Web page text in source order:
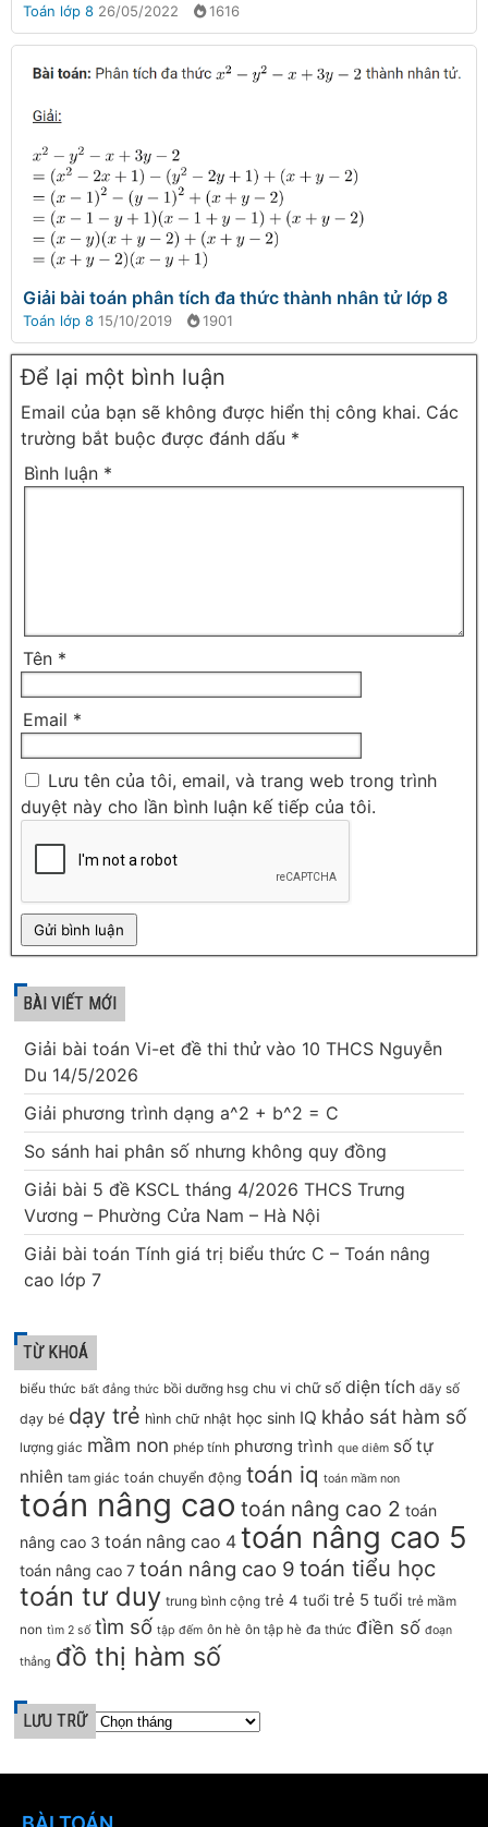
Toán lớp 8 26/05/2022 1616
Giải bài toán phân tích đa thức thành nhân tử lớp 8
Toán lớp 8 15/10/2019 1901
Để lại một bình luận
Email của bạn sẽ không được hiển thị công khai. Các
trường bắt buộc được đánh dấu *
Bình luận *
Tên *
Email *
Lưu tên của tôi, email, và trang web trong trình
duyệt này cho lần bình luận kế tiếp của tôi.
BÀI VIẾT MỚI
Giải bài toán Vi-et đề thi thử vào 10 THCS Nguyễn
Du 14/5/2026
Giải phương trình dạng a^2 + b^2 = C
So sánh hai phân số nhưng không quy đồng
Giải bài 5 đề KSCL tháng 4/2026 THCS Trưng
Vương – Phường Cửa Nam – Hà Nội
Giải bài toán Tính giá trị biểu thức C – Toán nâng
cao lớp 7
TỪ KHOÁ
biểu thức bất đẳng thức bồi dưỡng hsg chu vi chữ số diện tích dãy số
dạy bé dạy trẻ hình chữ nhật học sinh IQ khảo sát hàm số
lượng giác mầm non phép tính phương trình que diêm số tự
nhiên tam giác toán chuyển động toán iq toán mầm non
toán nâng cao toán nâng cao 2 toán
nâng cao 3 toán nâng cao 4 toán nâng cao 5
toán nâng cao 7 toán nâng cao 9 toán tiểu học
toán tư duy trung bình cộng trẻ 4 tuổi trẻ 5 tuổi trẻ mầm
non tìm 2 số tìm số tập đếm ôn hè ôn tập hè đa thức điền số đoạn
thẳng đồ thị hàm số
LƯU TRỮ